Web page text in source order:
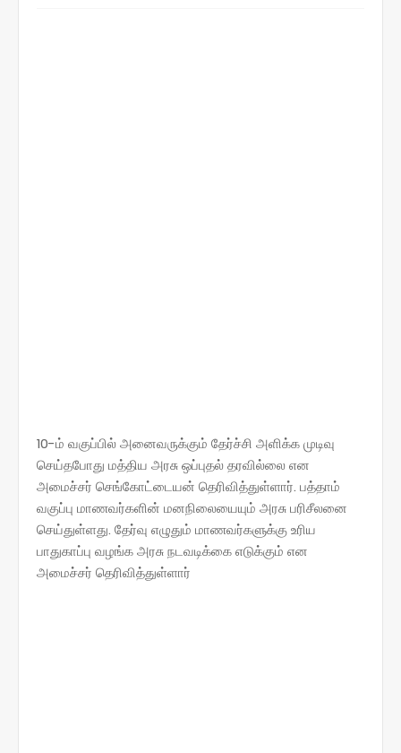
10-ம் வகுப்பில் அனைவருக்கும் தேர்ச்சி அளிக்க முடிவு
செய்தபோது மத்திய அரசு ஒப்புதல் தரவில்லை என
அமைச்சர் செங்கோட்டையன் தெரிவித்துள்ளார். பத்தாம்
வகுப்பு மாணவர்களின் மனநிலையையும் அரசு பரிசீலனை
செய்துள்ளது. தேர்வு எழுதும் மாணவர்களுக்கு உரிய
பாதுகாப்பு வழங்க அரசு நடவடிக்கை எடுக்கும் என
அமைச்சர் தெரிவித்துள்ளார்